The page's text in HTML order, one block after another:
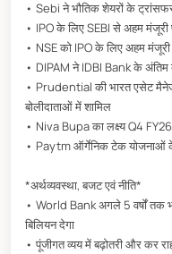
• Sebi ने भौतिक शेयरों के
• IPO के लिए SEBI से अहम मंजूरी
• NSE को IPO के लिए अहम मंजूरी
• DIPAM ने IDBI Bank के अंतिम
• Prudential की भारत एसेट
बोलीदाताओं में शामिल
• Niva Bupa का लक्ष्य Q4
• Paytm ऑर्गेनिक टेक योजनाओं के
*अर्थव्यवस्था, बजट एवं नीति*
• World Bank अगले 5 वर्षों तक
बिलियन देगा
• पूंजीगत व्यय में बढ़ोतरी और कर